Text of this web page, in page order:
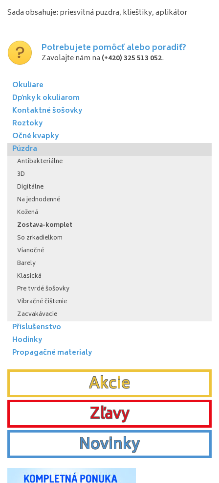
Sada obsahuje: priesvitná puzdra, klieštiky, aplikátor
Potrebujete pomôcť alebo poradiť?
Zavolajte nám na (+420) 325 513 052.
Okuliare
Dpňky k okuliarom
Kontaktné šošovky
Roztoky
Očné kvapky
Púzdra
Antibakteriálne
3D
Digitálne
Na jednodenné
Kožená
Zostava-komplet
So zrkadielkom
Vianočné
Barely
Klasická
Pre tvrdé šošovky
Vibračné čištenie
Zacvakávacie
Příslušenstvo
Hodinky
Propagačné materialy
Akcie
Zľavy
Novinky